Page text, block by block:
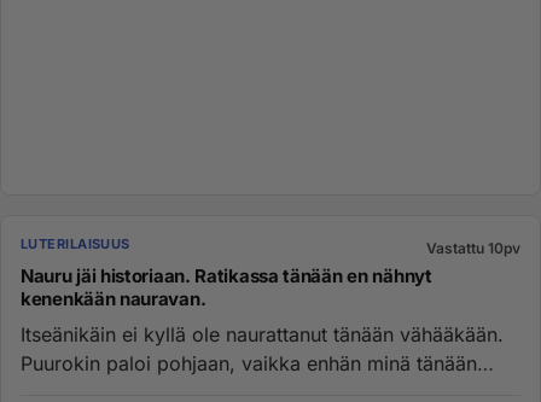
LUTERILAISUUS Vastattu 10pv
Nauru jäi historiaan. Ratikassa tänään en nähnyt
kenenkään nauravan.
Itseänikäin ei kyllä ole naurattanut tänään vähääkään.
Puurokin paloi pohjaan, vaikka enhän minä tänään